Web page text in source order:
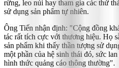
rừng, leo núi hay tham gia các thử
sử dụng sản phẩm tự nhiên.
Ông Tiến nhận định: "Cộng đồng
tác rất tích cực với thương hiệu. Họ
sản phẩm khi thấy thần tượng sử
một phần của hệ sinh thái đó, sức
hình thức quảng cáo thông thường".